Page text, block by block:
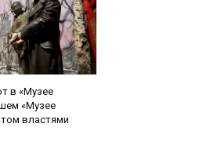
в «Музее
«Музее
властями